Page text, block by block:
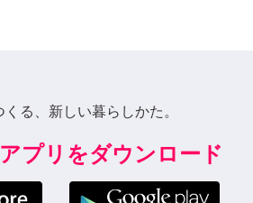
る、新しい暮らしかた。
プリをダウンロード